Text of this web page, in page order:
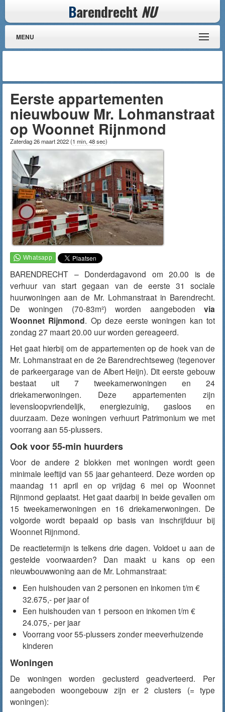
Barendrecht NU
MENU
Eerste appartementen
nieuwbouw Mr. Lohmanstraat
op Woonnet Rijnmond
Zaterdag 26 maart 2022(1 min, 48 sec)
BARENDRECHT – Donderdagavond om 20.00 is de
verhuur van start gegaan van de eerste 31 sociale
huurwoningen aan de Mr. Lohmanstraat in Barendrecht.
De woningen (70-83m²) worden aangeboden via
Woonnet Rijnmond. Op deze eerste woningen kan tot
zondag 27 maart 20.00 uur worden gereageerd.
Het gaat hierbij om de appartementen op de hoek van de
Mr. Lohmanstraat en de 2e Barendrechtseweg (tegenover
de parkeergarage van de Albert Heijn). Dit eerste gebouw
bestaat uit 7 tweekamerwoningen en 24
driekamerwoningen. Deze appartementen zijn
levensloopvriendelijk, energiezuinig, gasloos en
duurzaam. Deze woningen verhuurt Patrimonium we met
voorrang aan 55-plussers.
Ook voor 55-min huurders
Voor de andere 2 blokken met woningen wordt geen
minimale leeftijd van 55 jaar gehanteerd. Deze worden op
maandag 11 april en op vrijdag 6 mei op Woonnet
Rijnmond geplaatst. Het gaat daarbij in beide gevallen om
15 tweekamerwoningen en 16 driekamerwoningen. De
volgorde wordt bepaald op basis van inschrijfduur bij
Woonnet Rijnmond.
De reactietermijn is telkens drie dagen. Voldoet u aan de
gestelde voorwaarden? Dan maakt u kans op een
nieuwbouwwoning aan de Mr. Lohmanstraat:
Een huishouden van 2 personen en inkomen t/m €
32.675,- per jaar of
Een huishouden van 1 persoon en inkomen t/m €
24.075,- per jaar
Voorrang voor 55-plussers zonder meeverhuizende
kinderen
Woningen
De woningen worden geclusterd geadverteerd. Per
aangeboden woongebouw zijn er 2 clusters (= type
woningen):